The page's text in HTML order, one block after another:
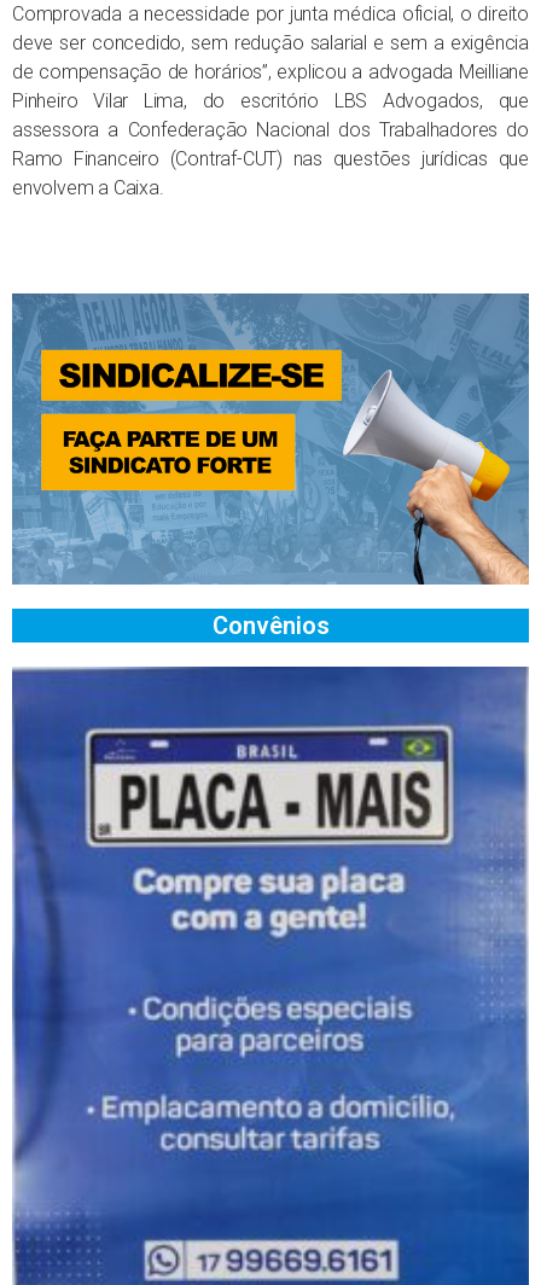
Comprovada a necessidade por junta médica oficial, o direito
deve ser concedido, sem redução salarial e sem a exigência
de compensação de horários”, explicou a advogada Meilliane
Pinheiro Vilar Lima, do escritório LBS Advogados, que
assessora a Confederação Nacional dos Trabalhadores do
Ramo Financeiro (Contraf-CUT) nas questões jurídicas que
envolvem a Caixa.
Convênios